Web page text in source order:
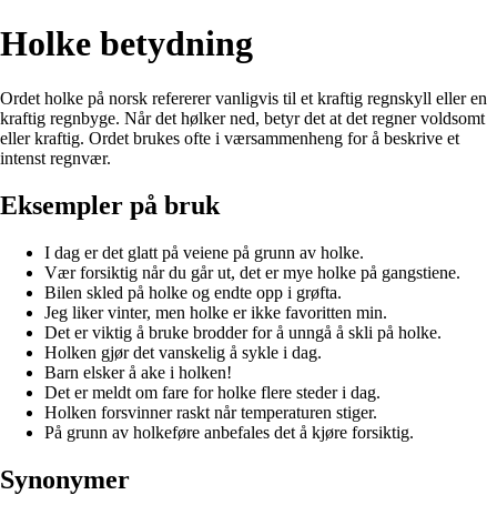
Holke betydning
Ordet holke på norsk refererer vanligvis til et kraftig regnskyll eller en
kraftig regnbyge. Når det hølker ned, betyr det at det regner voldsomt
eller kraftig. Ordet brukes ofte i værsammenheng for å beskrive et
intenst regnvær.
Eksempler på bruk
I dag er det glatt på veiene på grunn av holke.
Vær forsiktig når du går ut, det er mye holke på gangstiene.
Bilen skled på holke og endte opp i grøfta.
Jeg liker vinter, men holke er ikke favoritten min.
Det er viktig å bruke brodder for å unngå å skli på holke.
Holken gjør det vanskelig å sykle i dag.
Barn elsker å ake i holken!
Det er meldt om fare for holke flere steder i dag.
Holken forsvinner raskt når temperaturen stiger.
På grunn av holkeføre anbefales det å kjøre forsiktig.
Synonymer